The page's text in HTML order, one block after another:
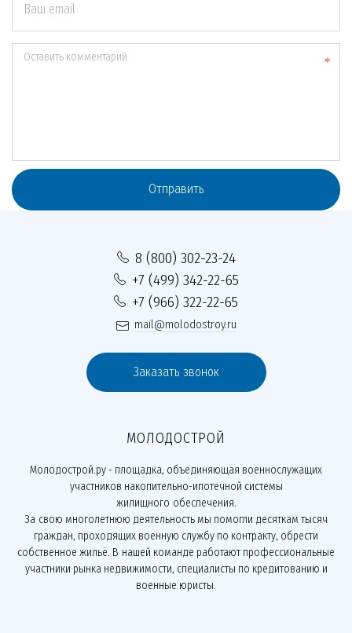
Ваш email
Оставить комментарий
Отправить
8 (800) 302-23-24
+7 (499) 342-22-65
+7 (966) 322-22-65
mail@molodostroy.ru
Заказать звонок
МОЛОДОСТРОЙ
Молодострой.ру - площадка, объединяющая военнослужащих
участников накопительно-ипотечной системы
жилищного обеспечения.
За свою многолетнюю деятельность мы помогли десяткам тысяч
граждан, проходящих военную службу по контракту, обрести
собственное жильё. В нашей команде работают профессиональные
участники рынка недвижимости, специалисты по кредитованию и
военные юристы.